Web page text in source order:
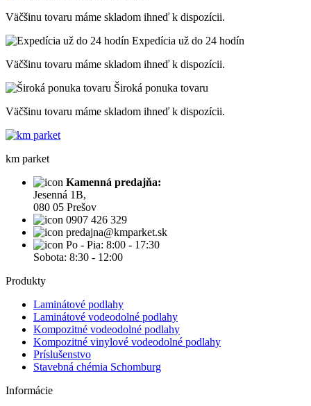
Väčšinu tovaru máme skladom ihneď k dispozícii.
Expedícia už do 24 hodín
Väčšinu tovaru máme skladom ihneď k dispozícii.
Široká ponuka tovaru
Väčšinu tovaru máme skladom ihneď k dispozícii.
km parket
Kamenná predajňa:
Jesenná 1B,
080 05 Prešov
0907 426 329
predajna@kmparket.sk
Po - Pia: 8:00 - 17:30
Sobota: 8:30 - 12:00
Produkty
Laminátové podlahy
Laminátové vodeodolné podlahy
Kompozitné vodeodolné podlahy
Kompozitné vinylové vodeodolné podlahy
Príslušenstvo
Stavebná chémia Schomburg
Informácie